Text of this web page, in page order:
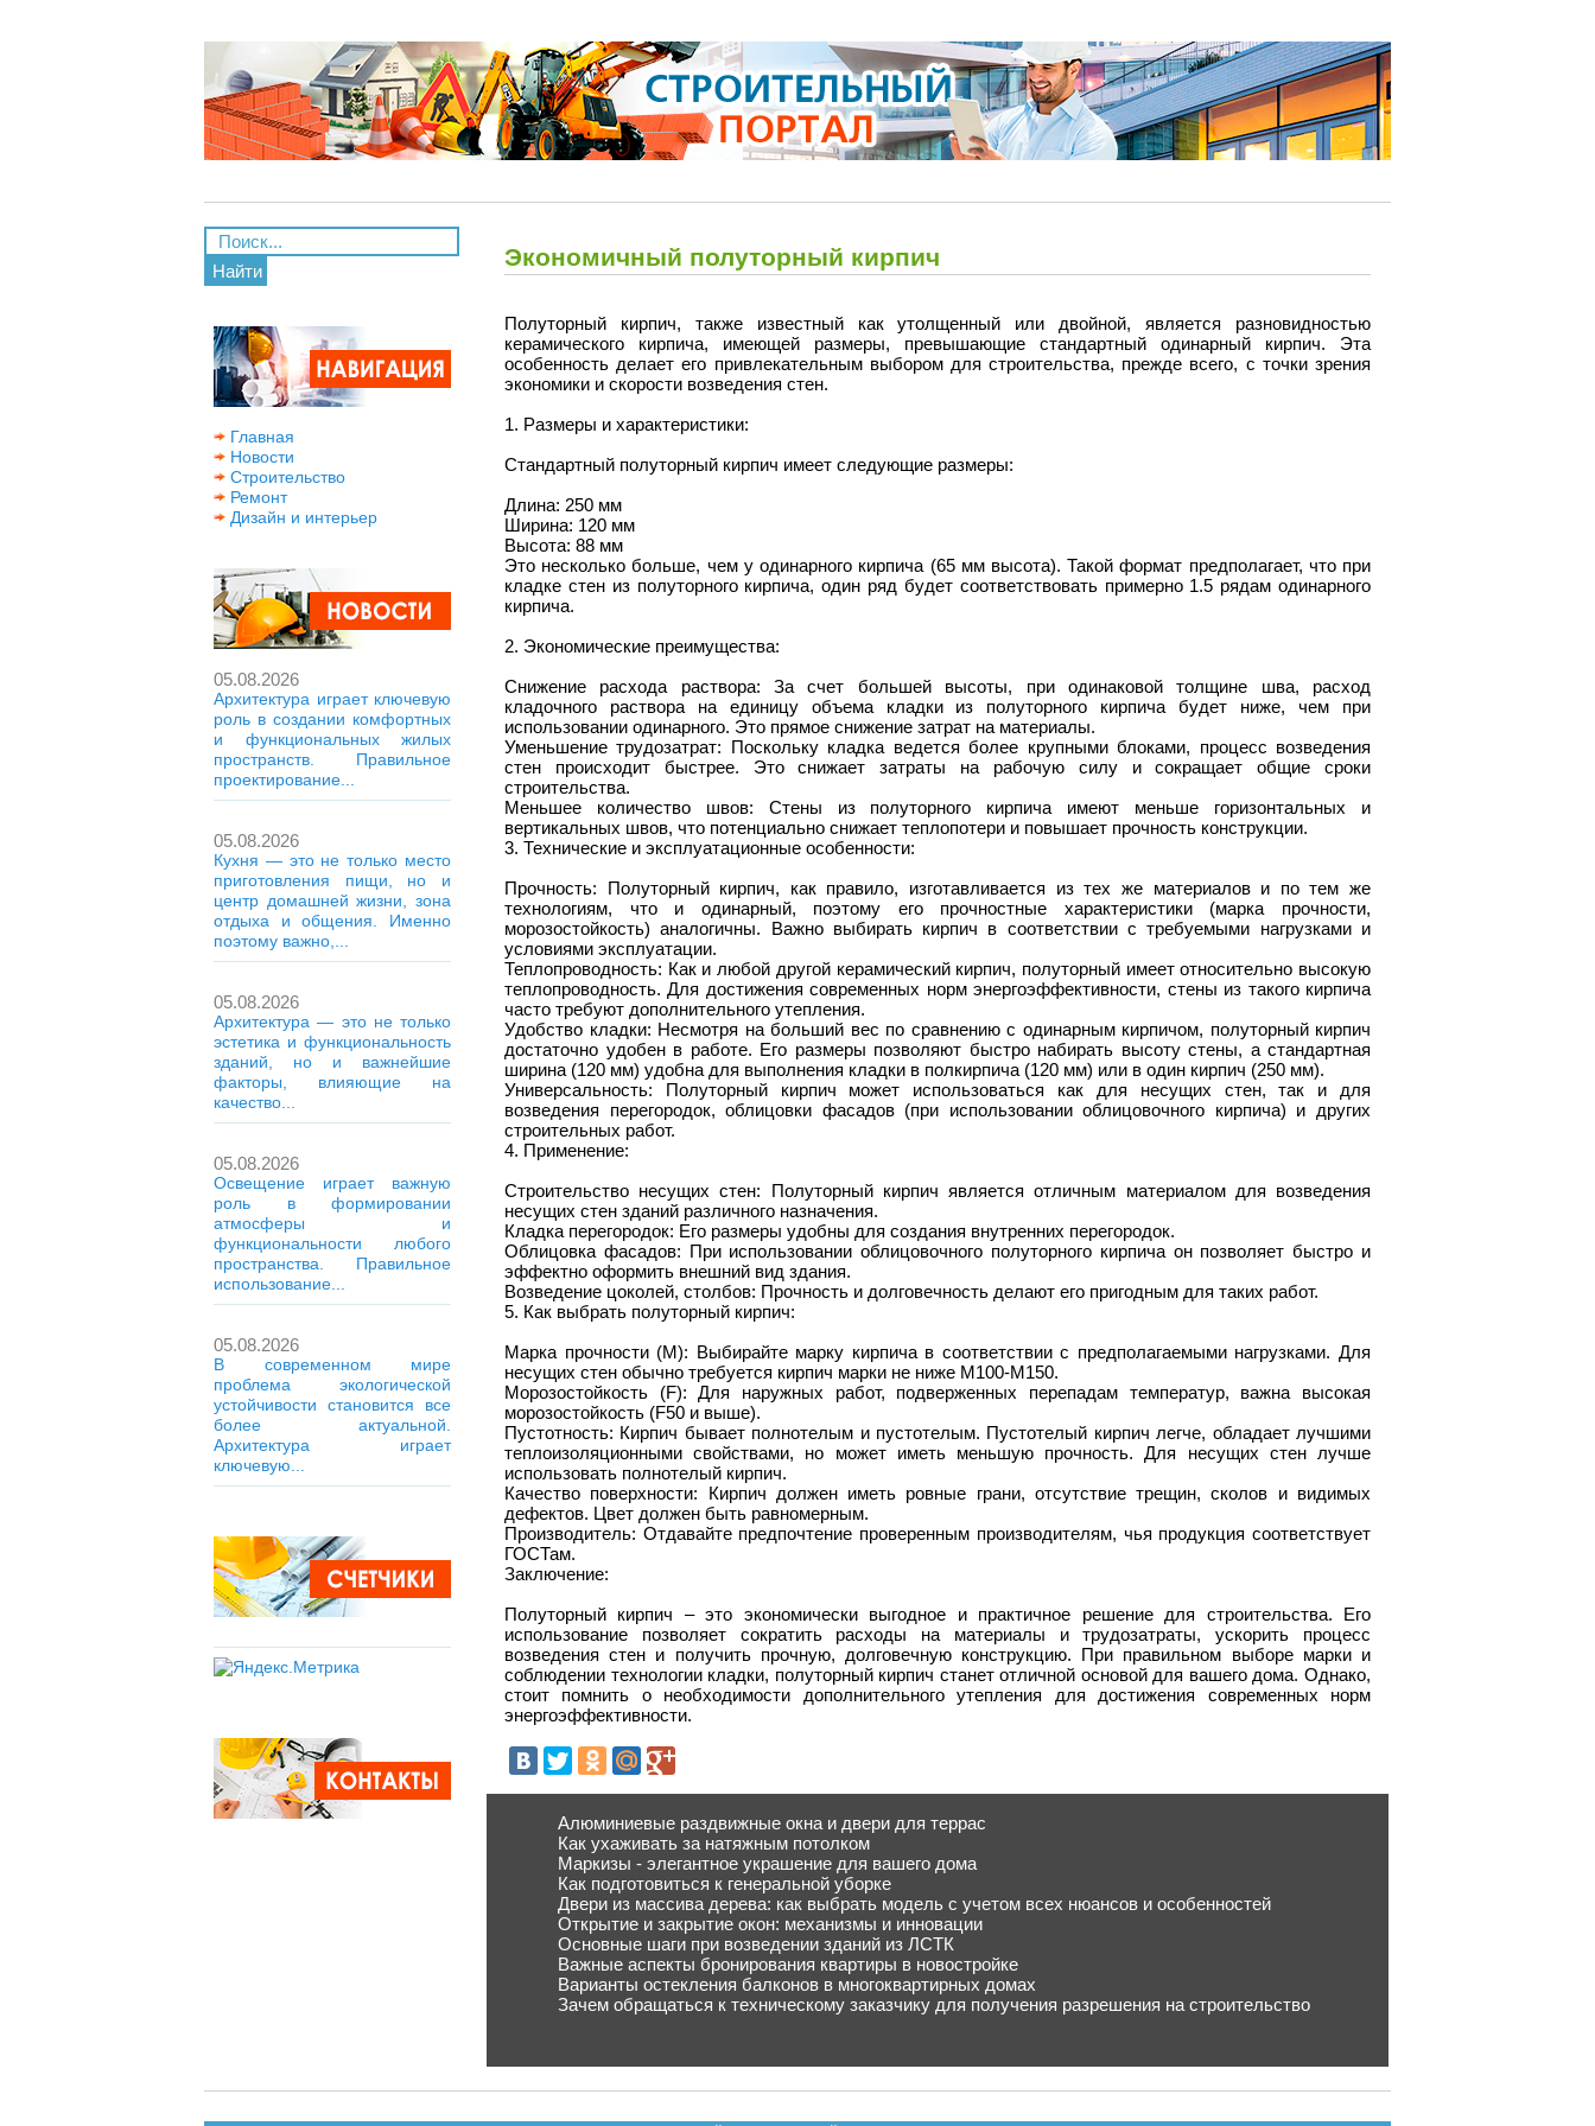
Найти
Главная
Новости
Строительство
Ремонт
Дизайн и интерьер
05.08.2026
Архитектура играет ключевую
роль в создании комфортных
и функциональных жилых
пространств. Правильное
проектирование...
05.08.2026
Кухня — это не только место
приготовления пищи, но и
центр домашней жизни, зона
отдыха и общения. Именно
поэтому важно,...
05.08.2026
Архитектура — это не только
эстетика и функциональность
зданий, но и важнейшие
факторы, влияющие на
качество...
05.08.2026
Освещение играет важную
роль в формировании
атмосферы и
функциональности любого
пространства. Правильное
использование...
05.08.2026
В современном мире
проблема экологической
устойчивости становится все
более актуальной.
Архитектура играет
ключевую...
Экономичный полуторный кирпич
Полуторный кирпич, также известный как утолщенный или двойной, является разновидностью
керамического кирпича, имеющей размеры, превышающие стандартный одинарный кирпич. Эта
особенность делает его привлекательным выбором для строительства, прежде всего, с точки зрения
экономики и скорости возведения стен.
1. Размеры и характеристики:
Стандартный полуторный кирпич имеет следующие размеры:
Длина: 250 мм
Ширина: 120 мм
Высота: 88 мм
Это несколько больше, чем у одинарного кирпича (65 мм высота). Такой формат предполагает, что при
кладке стен из полуторного кирпича, один ряд будет соответствовать примерно 1.5 рядам одинарного
кирпича.
2. Экономические преимущества:
Снижение расхода раствора: За счет большей высоты, при одинаковой толщине шва, расход
кладочного раствора на единицу объема кладки из полуторного кирпича будет ниже, чем при
использовании одинарного. Это прямое снижение затрат на материалы.
Уменьшение трудозатрат: Поскольку кладка ведется более крупными блоками, процесс возведения
стен происходит быстрее. Это снижает затраты на рабочую силу и сокращает общие сроки
строительства.
Меньшее количество швов: Стены из полуторного кирпича имеют меньше горизонтальных и
вертикальных швов, что потенциально снижает теплопотери и повышает прочность конструкции.
3. Технические и эксплуатационные особенности:
Прочность: Полуторный кирпич, как правило, изготавливается из тех же материалов и по тем же
технологиям, что и одинарный, поэтому его прочностные характеристики (марка прочности,
морозостойкость) аналогичны. Важно выбирать кирпич в соответствии с требуемыми нагрузками и
условиями эксплуатации.
Теплопроводность: Как и любой другой керамический кирпич, полуторный имеет относительно высокую
теплопроводность. Для достижения современных норм энергоэффективности, стены из такого кирпича
часто требуют дополнительного утепления.
Удобство кладки: Несмотря на больший вес по сравнению с одинарным кирпичом, полуторный кирпич
достаточно удобен в работе. Его размеры позволяют быстро набирать высоту стены, а стандартная
ширина (120 мм) удобна для выполнения кладки в полкирпича (120 мм) или в один кирпич (250 мм).
Универсальность: Полуторный кирпич может использоваться как для несущих стен, так и для
возведения перегородок, облицовки фасадов (при использовании облицовочного кирпича) и других
строительных работ.
4. Применение:
Строительство несущих стен: Полуторный кирпич является отличным материалом для возведения
несущих стен зданий различного назначения.
Кладка перегородок: Его размеры удобны для создания внутренних перегородок.
Облицовка фасадов: При использовании облицовочного полуторного кирпича он позволяет быстро и
эффектно оформить внешний вид здания.
Возведение цоколей, столбов: Прочность и долговечность делают его пригодным для таких работ.
5. Как выбрать полуторный кирпич:
Марка прочности (М): Выбирайте марку кирпича в соответствии с предполагаемыми нагрузками. Для
несущих стен обычно требуется кирпич марки не ниже М100-М150.
Морозостойкость (F): Для наружных работ, подверженных перепадам температур, важна высокая
морозостойкость (F50 и выше).
Пустотность: Кирпич бывает полнотелым и пустотелым. Пустотелый кирпич легче, обладает лучшими
теплоизоляционными свойствами, но может иметь меньшую прочность. Для несущих стен лучше
использовать полнотелый кирпич.
Качество поверхности: Кирпич должен иметь ровные грани, отсутствие трещин, сколов и видимых
дефектов. Цвет должен быть равномерным.
Производитель: Отдавайте предпочтение проверенным производителям, чья продукция соответствует
ГОСТам.
Заключение:
Полуторный кирпич – это экономически выгодное и практичное решение для строительства. Его
использование позволяет сократить расходы на материалы и трудозатраты, ускорить процесс
возведения стен и получить прочную, долговечную конструкцию. При правильном выборе марки и
соблюдении технологии кладки, полуторный кирпич станет отличной основой для вашего дома. Однако,
стоит помнить о необходимости дополнительного утепления для достижения современных норм
энергоэффективности.
Алюминиевые раздвижные окна и двери для террас
Как ухаживать за натяжным потолком
Маркизы - элегантное украшение для вашего дома
Как подготовиться к генеральной уборке
Двери из массива дерева: как выбрать модель с учетом всех нюансов и особенностей
Открытие и закрытие окон: механизмы и инновации
Основные шаги при возведении зданий из ЛСТК
Важные аспекты бронирования квартиры в новостройке
Варианты остекления балконов в многоквартирных домах
Зачем обращаться к техническому заказчику для получения разрешения на строительство